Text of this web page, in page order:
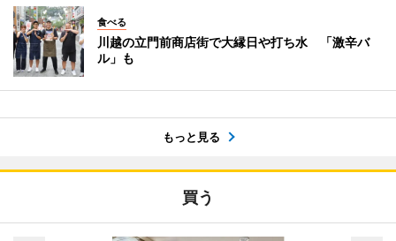
食べる
川越の立門前商店街で大縁日や打ち水 「激辛バ
ル」も
もっと見る
買う